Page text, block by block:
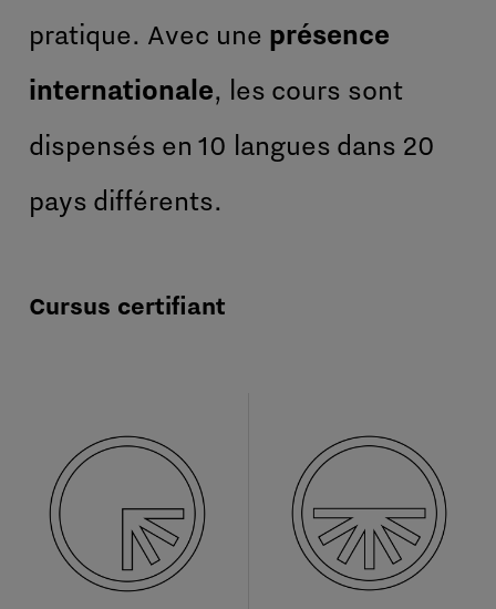
pratique. Avec une présence
internationale, les cours sont
dispensés en 10 langues dans 20
pays différents.
Cursus certifiant